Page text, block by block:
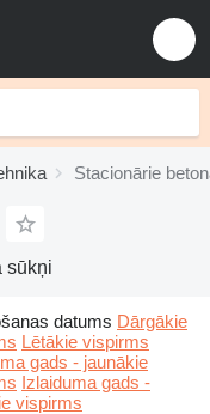
Stacionārie
sūkņi
datums Dārgākie
Lētākie vispirms
gads - jaunākie
Izlaiduma gads -
vispirms